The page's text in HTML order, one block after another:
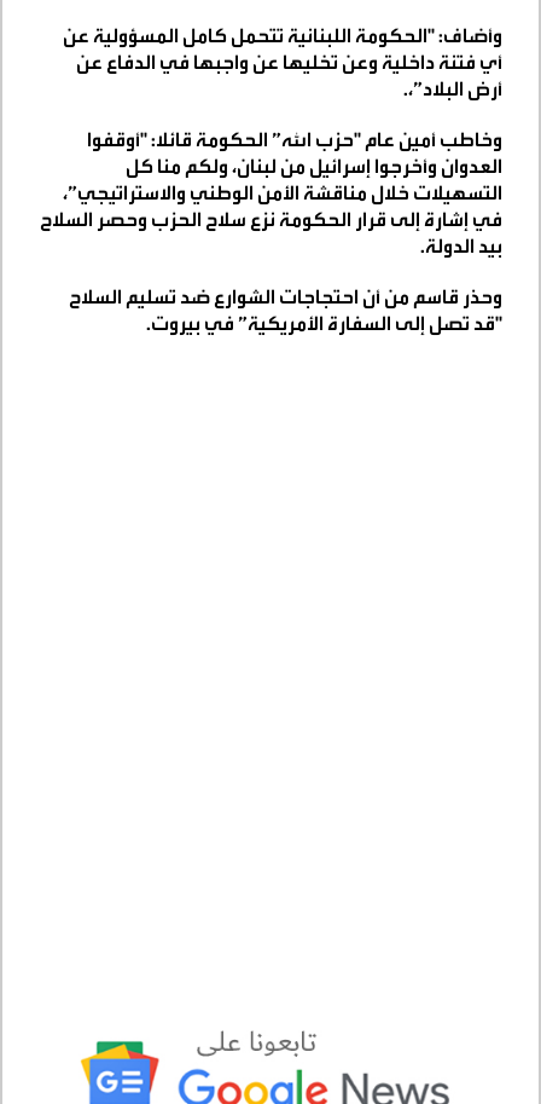
وأضاف: "الحكومة اللبنانية تتحمل كامل المسؤولية عن
أي فتنة داخلية وعن تخليها عن واجبها في الدفاع عن
أرض البلاد”،.
وخاطب أمين عام "حزب الله” الحكومة قائلا: "أوقفوا
العدوان وأخرجوا إسرائيل من لبنان، ولكم منا كل
التسهيلات خلال مناقشة الأمن الوطني والاستراتيجي”،
في إشارة إلى قرار الحكومة نزع سلاح الحزب وحصر السلاح
بيد الدولة.
وحذر قاسم من أن احتجاجات الشوارع ضد تسليم السلاح
"قد تصل إلى السفارة الأمريكية” في بيروت.